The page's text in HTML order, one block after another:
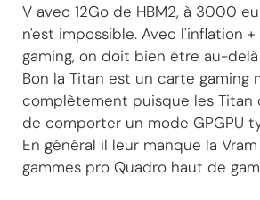
V avec 12Go de HBM2, à 3000
n'est impossible. Avec l'inflation
gaming, on doit bien être au-
Bon la Titan est un carte gaming
complètement puisque les Titan
de comporter un mode GPGPU
En général il leur manque la
gammes pro Quadro haut de